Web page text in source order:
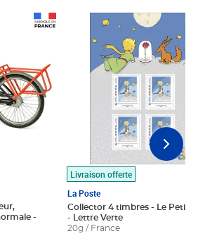
Livraison offerte
La Poste
Collector 4 timbres - Le Petit
- Lettre Verte
20g / France
Prix 7,50€